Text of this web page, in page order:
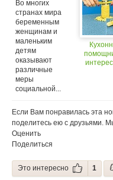
компенсациями
Во многих
странах мира
беременным
женщинам и
маленьким
детям
оказывают
различные
меры
социальной...
Если Вам понравилась эта
поделитесь ею с друзьями.
Оценить
Поделиться
Это интересно
1